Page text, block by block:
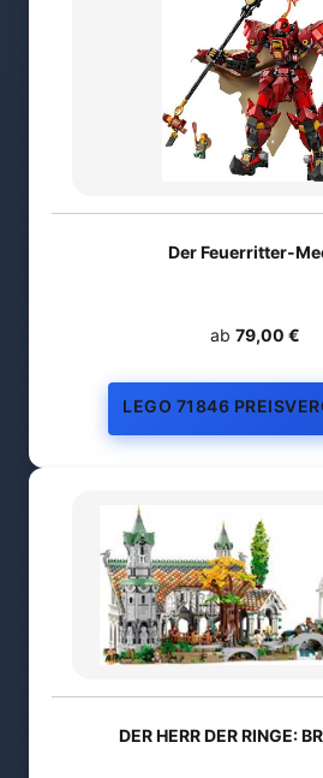
Der Feuerritter-
ab 79,00 €
LEGO 71846
DER HERR DER RINGE: